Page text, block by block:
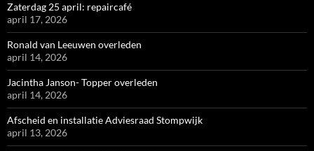
Zaterdag 25 april: repaircafé
april 17, 2026
Ronald van Leeuwen overleden
april 14, 2026
Jacintha Janson- Topper overleden
april 14, 2026
Afscheid en installatie Adviesraad Stompwijk
april 13, 2026